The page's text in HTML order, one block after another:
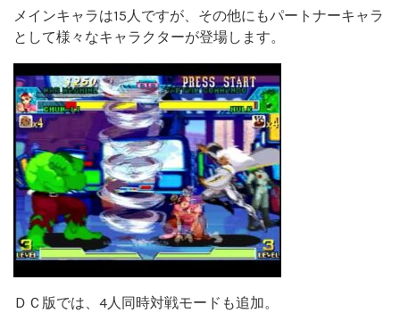
メインキャラは15人ですが、その他にもパートナーキャラ
として様々なキャラクターが登場します。
ＤＣ版では、4人同時対戦モードも追加。